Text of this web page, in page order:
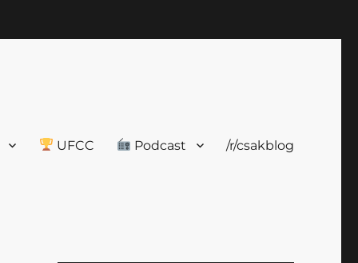
UFCC Podcast /r/csakblog